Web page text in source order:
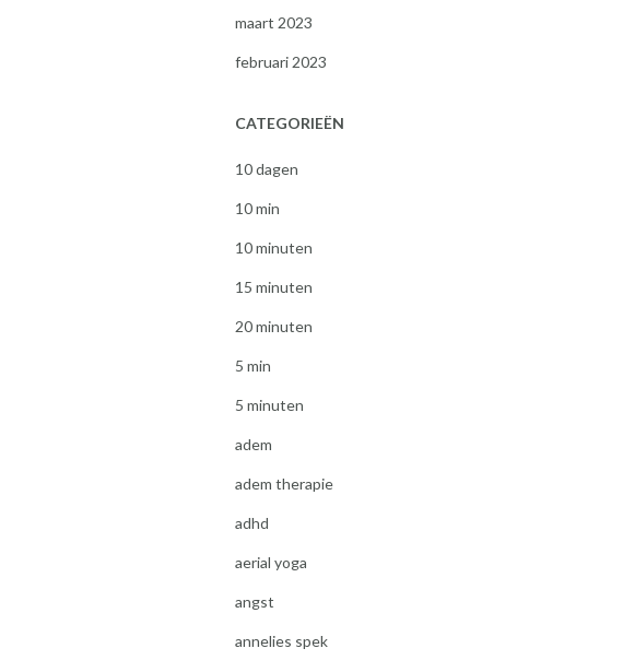
maart 2023
februari 2023
CATEGORIEËN
10 dagen
10 min
10 minuten
15 minuten
20 minuten
5 min
5 minuten
adem
adem therapie
adhd
aerial yoga
angst
annelies spek